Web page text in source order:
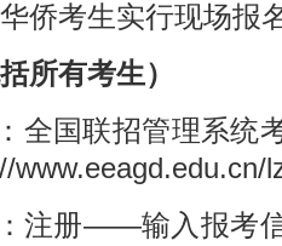
侨考生实行现场报
所有考生）
全国联招管理系统
www.eeagd.edu.cn/
：注册——输入报